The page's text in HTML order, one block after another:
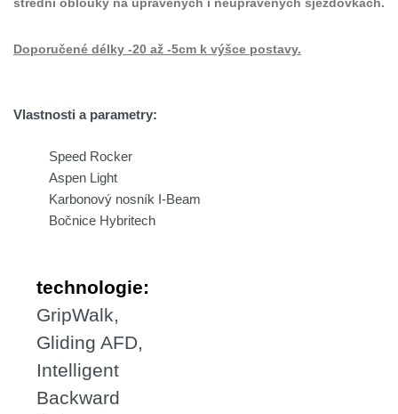
střední oblouky na upravených i neupravených sjezdovkách.
Doporučené délky -20 až -5cm k výšce postavy.
Vlastnosti a parametry:
Speed Rocker
Aspen Light
Karbonový nosník I-Beam
Bočnice Hybritech
technologie:
GripWalk,
Gliding AFD,
Intelligent
Backward